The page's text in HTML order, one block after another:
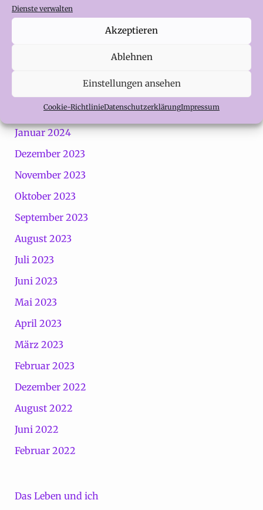
Dienste verwalten
Akzeptieren
Ablehnen
Einstellungen ansehen
Cookie-RichtlinieDatenschutzerklärungImpressum
Juli 2024
Februar 2024
Januar 2024
Dezember 2023
November 2023
Oktober 2023
September 2023
August 2023
Juli 2023
Juni 2023
Mai 2023
April 2023
März 2023
Februar 2023
Dezember 2022
August 2022
Juni 2022
Februar 2022
Das Leben und ich